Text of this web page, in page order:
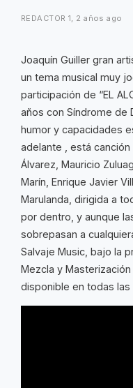
REDACTOR 1, 2 años ago
Joaquín Guiller gran
un tema musical muy
participación de “EL
años con Síndrome de
humor y capacidades
adelante , está
Álvarez, Mauricio
Marín, Enrique Javier
Marulanda, dirigida a
por dentro, y aunque
sobrepasan a
Salvaje Music, bajo la
Mezcla y
disponible en todas